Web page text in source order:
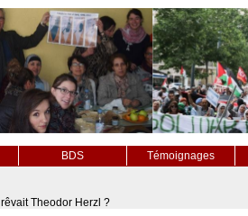
BDS Témoignages
Theodor Herzl ?